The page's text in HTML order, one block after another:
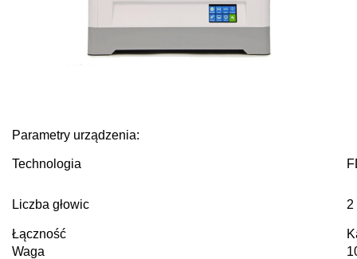
Parametry urządzenia:
Technologia
Liczba głowic 2
Łączność
Waga